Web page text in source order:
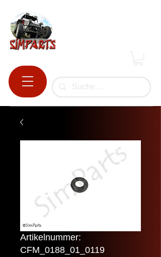
Artikelnummer:
CFM_0188_01_0119